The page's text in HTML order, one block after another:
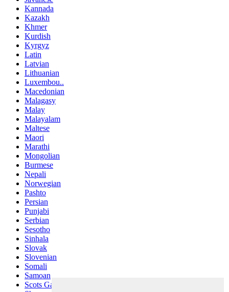
Kannada
Kazakh
Khmer
Kurdish
Kyrgyz
Latin
Latvian
Lithuanian
Luxembou..
Macedonian
Malagasy
Malay
Malayalam
Maltese
Maori
Marathi
Mongolian
Burmese
Nepali
Norwegian
Pashto
Persian
Punjabi
Serbian
Sesotho
Sinhala
Slovak
Slovenian
Somali
Samoan
Scots Gaelic